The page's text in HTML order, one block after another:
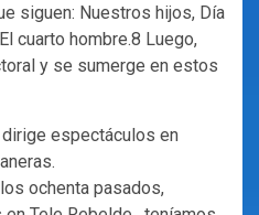
siguen: Nuestros hijos, Día
cuarto hombre.8 Luego,
y se sumerge en estos
espectáculos en
ochenta pasados,